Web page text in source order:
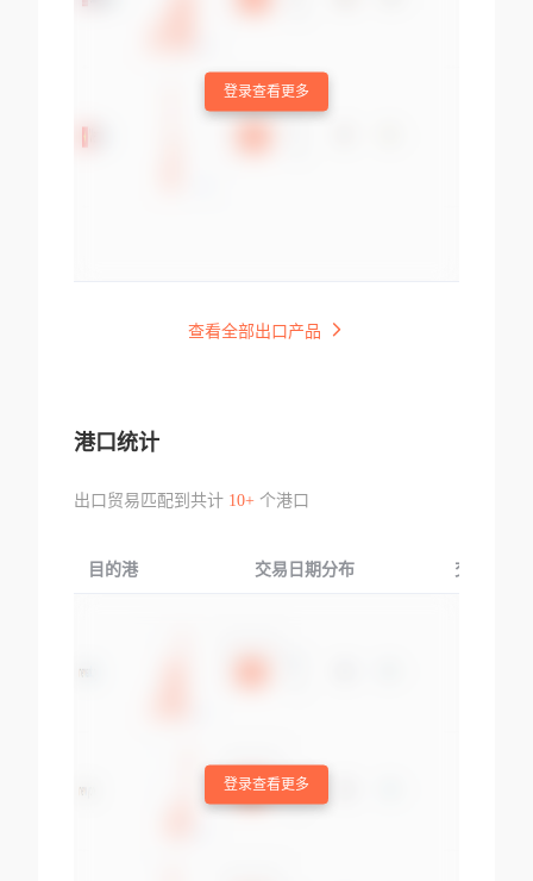
登录查看更多
查看全部出口产品
港口统计
出口贸易匹配到共计 10+个港口
目的港 交易日期分布 交易产品
登录查看更多